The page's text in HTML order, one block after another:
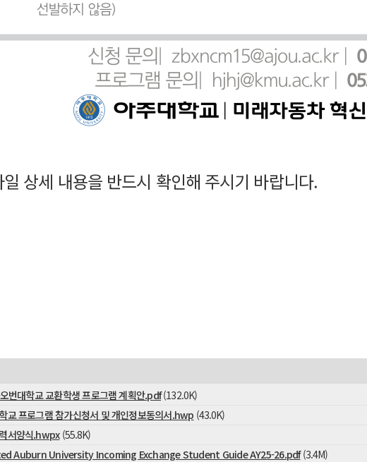
상세 내용을 반드시 확인해 주시기 바랍니다.
번대학교 교환학생 프로그램 계획안.pdf(132.0K)
교 프로그램 참가신청서 및 개인정보동의서.hwp (43.0K)
서양식.hwpx(55.8K)
Auburn University Incoming Exchange Student Guide AY25-26.pdf(3.4M)